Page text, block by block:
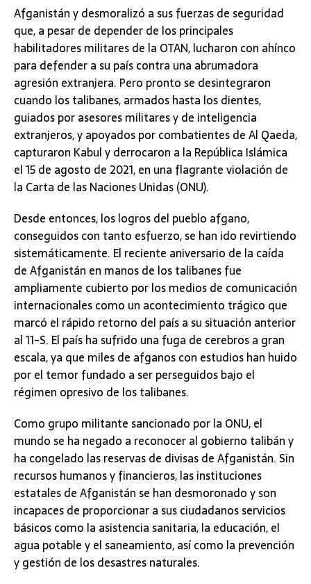
Afganistán y desmoralizó a sus fuerzas de seguridad
que, a pesar de depender de los principales
habilitadores militares de la OTAN, lucharon con ahínco
para defender a su país contra una abrumadora
agresión extranjera. Pero pronto se desintegraron
cuando los talibanes, armados hasta los dientes,
guiados por asesores militares y de inteligencia
extranjeros, y apoyados por combatientes de Al Qaeda,
capturaron Kabul y derrocaron a la República Islámica
el 15 de agosto de 2021, en una flagrante violación de
la Carta de las Naciones Unidas (ONU).
Desde entonces, los logros del pueblo afgano,
conseguidos con tanto esfuerzo, se han ido revirtiendo
sistemáticamente. El reciente aniversario de la caída
de Afganistán en manos de los talibanes fue
ampliamente cubierto por los medios de comunicación
internacionales como un acontecimiento trágico que
marcó el rápido retorno del país a su situación anterior
al 11-S. El país ha sufrido una fuga de cerebros a gran
escala, ya que miles de afganos con estudios han huido
por el temor fundado a ser perseguidos bajo el
régimen opresivo de los talibanes.
Como grupo militante sancionado por la ONU, el
mundo se ha negado a reconocer al gobierno talibán y
ha congelado las reservas de divisas de Afganistán. Sin
recursos humanos y financieros, las instituciones
estatales de Afganistán se han desmoronado y son
incapaces de proporcionar a sus ciudadanos servicios
básicos como la asistencia sanitaria, la educación, el
agua potable y el saneamiento, así como la prevención
y gestión de los desastres naturales.